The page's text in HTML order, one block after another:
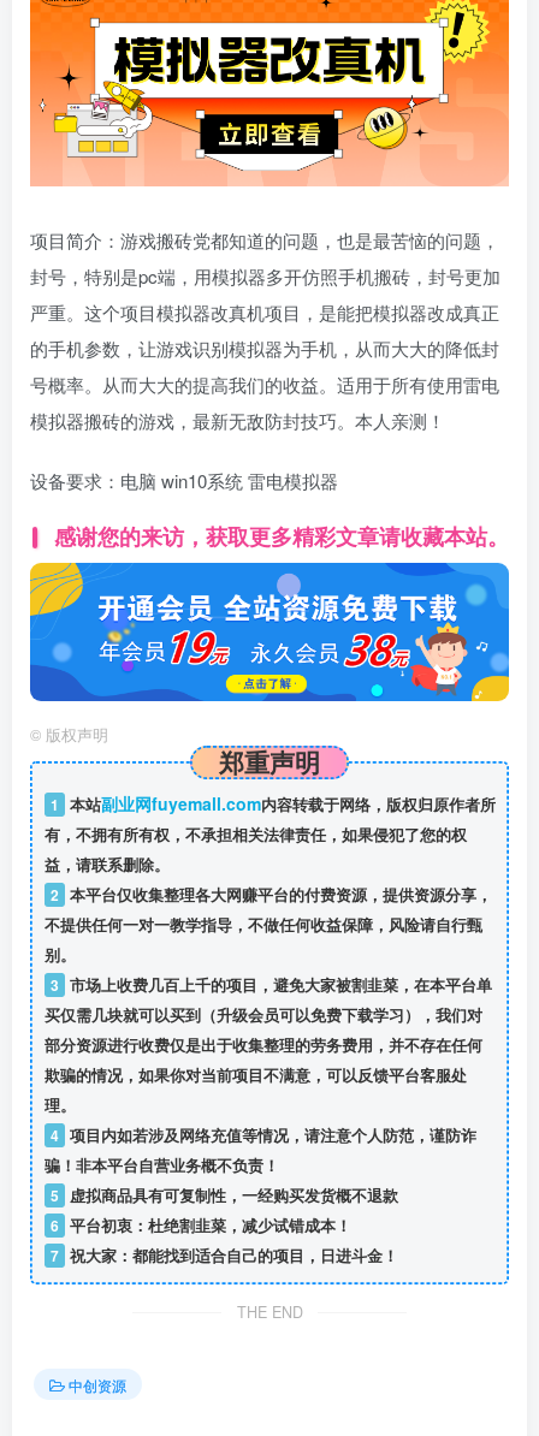
项目简介：游戏搬砖党都知道的问题，也是最苦恼的问题，
封号，特别是pc端，用模拟器多开仿照手机搬砖，封号更加
严重。这个项目模拟器改真机项目，是能把模拟器改成真正
的手机参数，让游戏识别模拟器为手机，从而大大的降低封
号概率。从而大大的提高我们的收益。适用于所有使用雷电
模拟器搬砖的游戏，最新无敌防封技巧。本人亲测！
设备要求：电脑 win10系统 雷电模拟器
感谢您的来访，获取更多精彩文章请收藏本站。
© 版权声明
郑重声明
1 本站副业网fuyemall.com内容转载于网络，版权归原作者所
有，不拥有所有权，不承担相关法律责任，如果侵犯了您的权
益，请联系删除。
2 本平台仅收集整理各大网赚平台的付费资源，提供资源分享，
不提供任何一对一教学指导，不做任何收益保障，风险请自行甄
别。
3 市场上收费几百上千的项目，避免大家被割韭菜，在本平台单
买仅需几块就可以买到（升级会员可以免费下载学习），我们对
部分资源进行收费仅是出于收集整理的劳务费用，并不存在任何
欺骗的情况，如果你对当前项目不满意，可以反馈平台客服处
理。
4 项目内如若涉及网络充值等情况，请注意个人防范，谨防诈
骗！非本平台自营业务概不负责！
5
虚拟商品具有可复制性，一经购买发货概不退款
6 平台初衷：杜绝割韭菜，减少试错成本！
7 祝大家：都能找到适合自己的项目，日进斗金！
THE END
中创资源